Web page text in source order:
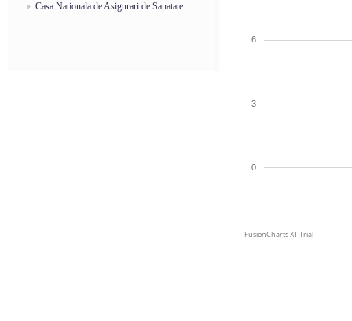
Casa Nationala de Asigurari de Sanatate
0
3
6
FusionCharts XT Trial